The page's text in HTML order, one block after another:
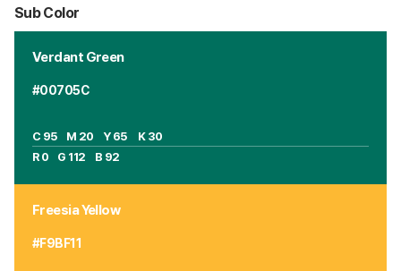
Sub Color
Verdant Green
#00705C
C 95 M 20 Y 65 K 30
R 0 G 112 B 92
Freesia Yellow
#F9BF11